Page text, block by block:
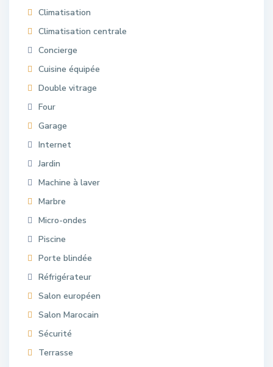
Climatisation
Climatisation centrale
Concierge
Cuisine équipée
Double vitrage
Four
Garage
Internet
Jardin
Machine à laver
Marbre
Micro-ondes
Piscine
Porte blindée
Réfrigérateur
Salon européen
Salon Marocain
Sécurité
Terrasse